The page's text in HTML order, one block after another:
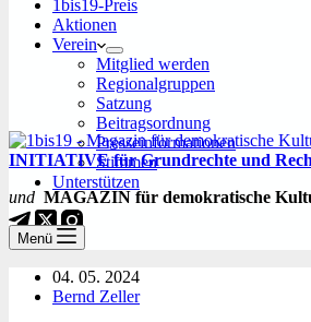
1bis19-Preis
Aktionen
Verein
Mitglied werden
Regionalgruppen
Satzung
Beitragsordnung
Presseinformationen
Stimmen
Unterstützen
INITIATIVE für Grundrechte und
und MAGAZIN für demokratische
Menü
04. 05. 2024
Bernd Zeller